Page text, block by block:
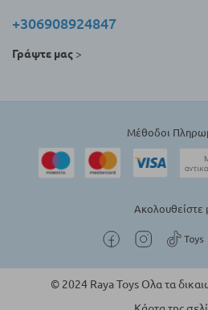
+306908924847
Γράψτε μας >
Μέθοδοι
Ακολουθείστε
© 2024 Raya Toys Ολα τα